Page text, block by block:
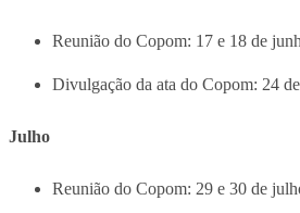
Reunião do Copom: 17 e 18 de
Divulgação da ata do Copom: 24
Julho
Reunião do Copom: 29 e 30 de